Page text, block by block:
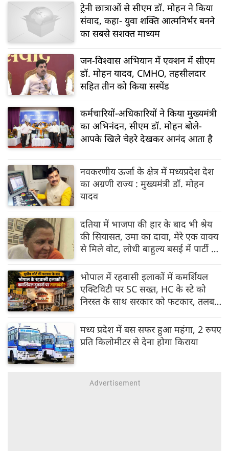
ट्रेनी छात्राओं से सीएम डॉ. मोहन ने किया
संवाद, कहा- युवा शक्ति आत्मनिर्भर बनने
का सबसे सशक्त माध्यम
जन-विश्वास अभियान में एक्शन में सीएम
डॉ. मोहन यादव, CMHO, तहसीलदार
सहित तीन को किया सस्पेंड
कर्मचारियों-अधिकारियों ने किया मुख्यमंत्री
का अभिनंदन, सीएम डॉ. मोहन बोले-
आपके खिले चेहरे देखकर आनंद आता है
नवकरणीय ऊर्जा के क्षेत्र में मध्यप्रदेश देश
का अग्रणी राज्य : मुख्यमंत्री डॉ. मोहन
यादव
दतिया में भाजपा की हार के बाद भी श्रेय
की सियासत, उमा का दावा, मेरे एक वाक्य
से मिले वोट, लोधी बाहुल्य बसई में पार्टी को
भोपाल में रहवासी इलाकों में कमर्शियल
एक्टिविटी पर SC सख्त, HC के स्टे को
निरस्त के साथ सरकार को फटकार, तलब
मध्य प्रदेश में बस सफर हुआ महंगा, 2 रुपए
प्रति किलोमीटर से देना होगा किराया